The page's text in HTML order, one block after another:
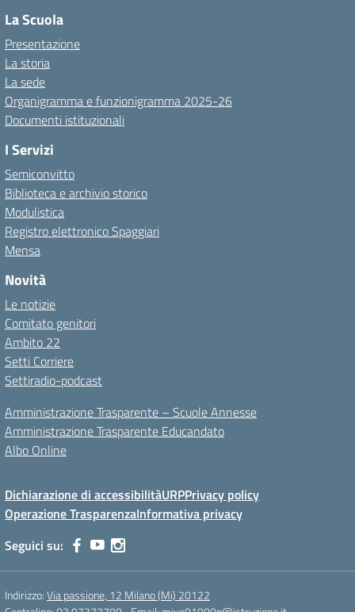
La Scuola
Presentazione
La storia
La sede
Organigramma e funzionigramma 2025-26
Documenti istituzionali
I Servizi
Semiconvitto
Biblioteca e archivio storico
Modulistica
Registro elettronico Spaggiari
Mensa
Novità
Le notizie
Comitato genitori
Ambito 22
Setti Corriere
Settiradio-podcast
Amministrazione Trasparente – Scuole Annesse
Amministrazione Trasparente Educandato
Albo Online
Dichiarazione di accessibilitàURPPrivacy policy
Operazione TrasparenzaInformativa privacy
Seguici su:
Indirizzo:Via passione, 12 Milano (Mi) 20122